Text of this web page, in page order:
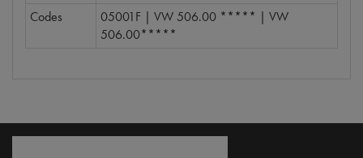
Codes
05001F | VW 506.00 ***** | VW
506.00*****